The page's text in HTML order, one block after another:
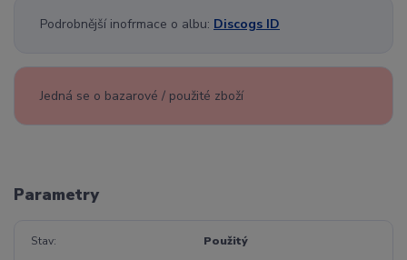
Podrobnější inofrmace o albu: Discogs ID
Jedná se o bazarové / použité zboží
Parametry
Stav Použitý